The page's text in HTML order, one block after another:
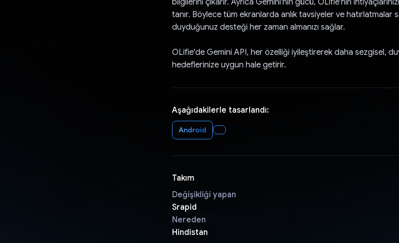
tanır. Böylece tüm ekranlarda anlık tavsiyeler ve hatırlatmalar
duyduğunuz desteği her zaman almanızı sağlar.
OLifie'de Gemini API, her özelliği iyileştirerek daha sezgisel,
hedeflerinize uygun hale getirir.
Aşağıdakilerle tasarlandı:
Android
Takım
Değişikliği yapan
Srapid
Nereden
Hindistan